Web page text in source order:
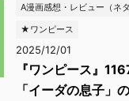
A漫画感想・レビュー（ネ
★ワンピース
2025/12/01
『ワンピース』
「イーダの息子」